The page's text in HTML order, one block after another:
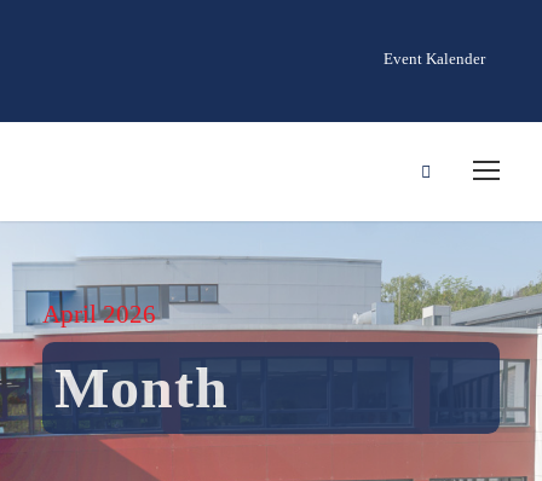
Event Kalender
April 2026
Month